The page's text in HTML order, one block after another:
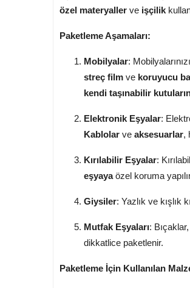
özel materyaller ve işçilik
Paketleme Aşamaları:
Mobilyalar:
streç film ve koruyucu
kendi taşınabilir
Elektronik Eşyalar:
Kablolar ve aksesuarlar,
Kırılabilir Eşyalar:
eşyayaözel koruma
Giysiler: Yazlık ve kışlık
Mutfak Eşyaları:
dikkatlice paketlenir.
Paketleme İçin Kullanılan